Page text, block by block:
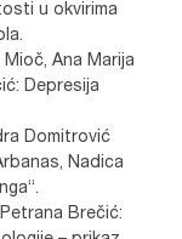
u okvirima
Ana Marija
Depresija
Domitrović
Nadica
Brečić: